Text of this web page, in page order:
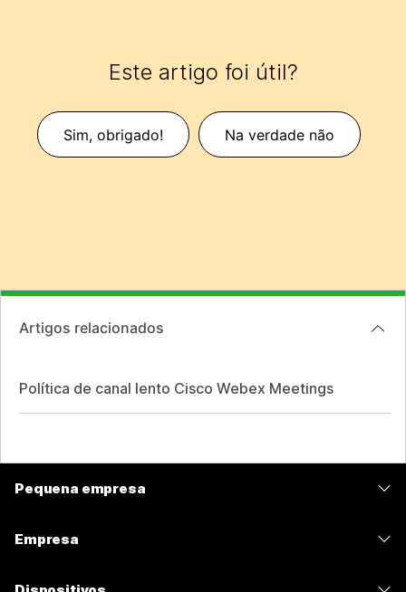
Este artigo foi útil?
Sim, obrigado! Na verdade não
Artigos relacionados
Política de canal lento Cisco Webex Meetings
Pequena empresa
Empresa